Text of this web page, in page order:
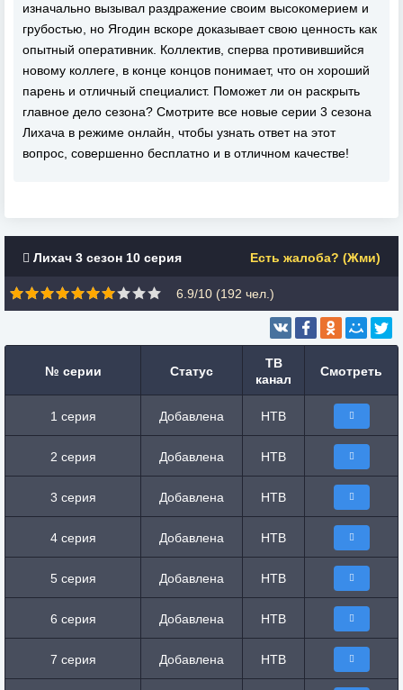
изначально вызывал раздражение своим высокомерием и
грубостью, но Ягодин вскоре доказывает свою ценность как
опытный оперативник. Коллектив, сперва противившийся
новому коллеге, в конце концов понимает, что он хороший
парень и отличный специалист. Поможет ли он раскрыть
главное дело сезона? Смотрите все новые серии 3 сезона
Лихача в режиме онлайн, чтобы узнать ответ на этот
вопрос, совершенно бесплатно и в отличном качестве!
Лихач 3 сезон 10 серия Есть жалоба? (Жми)
6.9/10 (192 чел.)
№ серии Статус
ТВ
канал
Смотреть
1 серия Добавлена НТВ
2 серия Добавлена НТВ
3 серия Добавлена НТВ
4 серия Добавлена НТВ
5 серия Добавлена НТВ
6 серия Добавлена НТВ
7 серия Добавлена НТВ